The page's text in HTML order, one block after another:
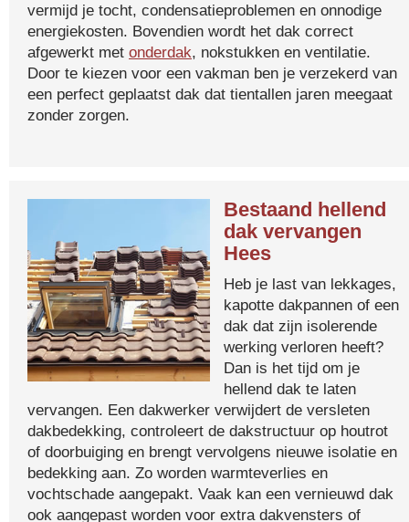
vermijd je tocht, condensatieproblemen en onnodige
energiekosten. Bovendien wordt het dak correct
afgewerkt met onderdak, nokstukken en ventilatie.
Door te kiezen voor een vakman ben je verzekerd van
een perfect geplaatst dak dat tientallen jaren meegaat
zonder zorgen.
Bestaand hellend
dak vervangen
Hees
Heb je last van lekkages,
kapotte dakpannen of een
dak dat zijn isolerende
werking verloren heeft?
Dan is het tijd om je
hellend dak te laten
vervangen. Een dakwerker verwijdert de versleten
dakbedekking, controleert de dakstructuur op houtrot
of doorbuiging en brengt vervolgens nieuwe isolatie en
bedekking aan. Zo worden warmteverlies en
vochtschade aangepakt. Vaak kan een vernieuwd dak
ook aangepast worden voor extra dakvensters of